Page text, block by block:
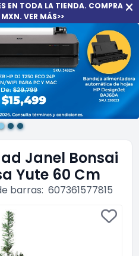
EN TODA LA TIENDA. COMPRA
VER MÁS>>
Janel Bonsai
Yute 60 Cm
barras: 607361577815